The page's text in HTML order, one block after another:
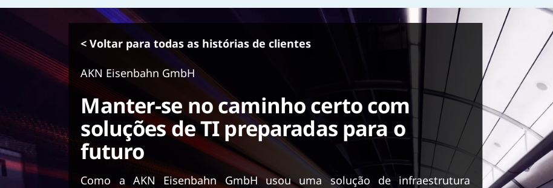
r
o
c
o
p
r
< Voltar para todas as histórias de clientes
AKN Eisenbahn GmbH
Manter-se no caminho certo com
soluções de TI preparadas para o
futuro
Como a AKN Eisenbahn GmbH usou uma solução de infraestrutura